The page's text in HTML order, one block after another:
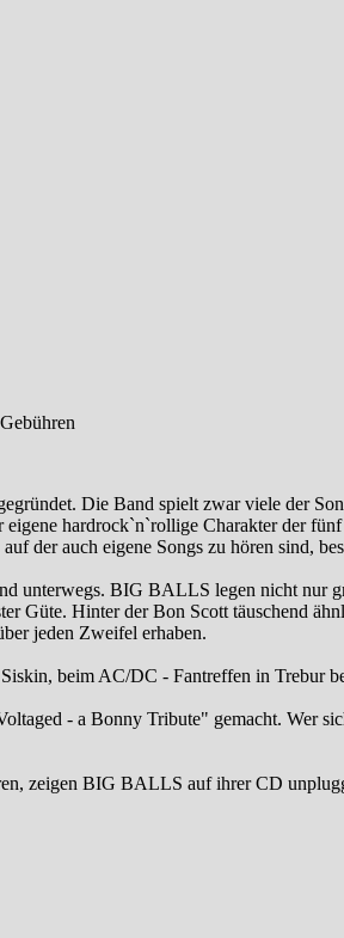
Die Band spielt zwar viele der
hardrock`n`rollige Charakter der
auch eigene Songs zu hören sind,
BIG BALLS legen nicht nur
Güte. Hinter der Bon Scott täuschend
jeden Zweifel erhaben.
beim AC/DC - Fantreffen in Trebur
- a Bonny Tribute" gemacht. Wer
zeigen BIG BALLS auf ihrer CD